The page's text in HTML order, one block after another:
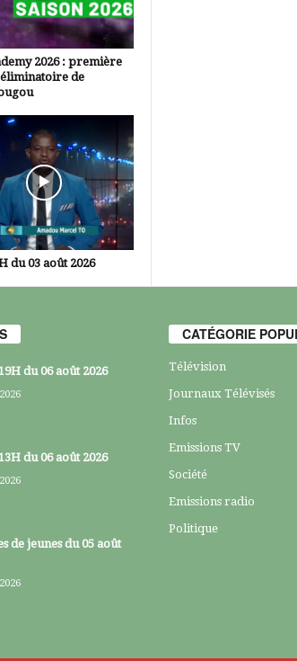
2026 : première
de
du 03 août 2026
du 06 août 2026
du 06 août 2026
de jeunes du 05 août
CATÉGORIE
Télévision
Journaux Télévisés
Infos
Emissions TV
Société
Emissions radio
Politique